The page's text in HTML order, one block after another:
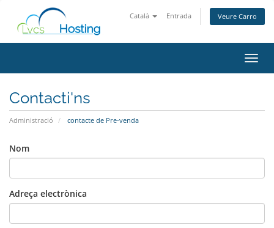
Català Entrada Veure Carro
Contacti'ns
Administració contacte de Pre-venda
Nom
Adreça electrònica